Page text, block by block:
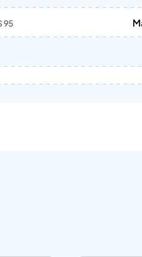
95 CELSIUS